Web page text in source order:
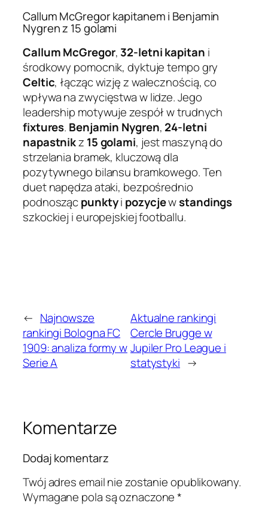
Callum McGregor kapitanem i Benjamin
Nygren z 15 golami
Callum McGregor, 32-letni kapitan i
środkowy pomocnik, dyktuje tempo gry
Celtic, łącząc wizję z walecznością, co
wpływa na zwycięstwa w lidze. Jego
leadership motywuje zespół w trudnych
fixtures. Benjamin Nygren, 24-letni
napastnikz 15 golami, jest maszyną do
strzelania bramek, kluczową dla
pozytywnego bilansu bramkowego. Ten
duet napędza ataki, bezpośrednio
podnoszącpunktyi pozycjewstandings
szkockiej i europejskiej footballu.
← Najnowsze
rankingi Bologna FC
1909: analiza formy w
Serie A
Aktualne rankingi
Cercle Brugge w
Jupiler Pro League i
statystyki →
Komentarze
Dodaj komentarz
Twój adres email nie zostanie opublikowany.
Wymagane pola są oznaczone*